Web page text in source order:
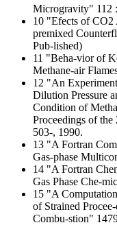
Microgravity" 112
10 "Efects of CO2
premixed
Pub-lished)
11 "Beha-vior of
Methane-air
12 "An
Dilution Pressure
Condition of
Proceedings of
503-, 1990.
13 "A Fortran
Gas-phase
14 "A Fortran
Gas Phase Che-
15 "A
of Strained
Combu-stion"